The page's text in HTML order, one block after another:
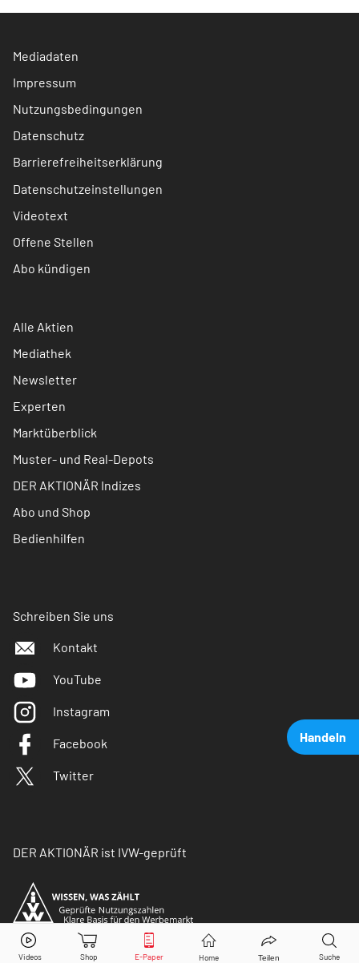
Handeln
Meta Aktie jetzt handeln?
Mediadaten
Impressum
Nutzungsbedingungen
Datenschutz
Barrierefreiheitserklärung
Datenschutzeinstellungen
Videotext
Offene Stellen
Abo kündigen
Alle Aktien
Mediathek
Newsletter
Experten
Marktüberblick
Muster- und Real-Depots
DER AKTIONÄR Indizes
Abo und Shop
Bedienhilfen
Schreiben Sie uns
Kontakt
YouTube
Instagram
Facebook
Twitter
DER AKTIONÄR ist IVW-geprüft